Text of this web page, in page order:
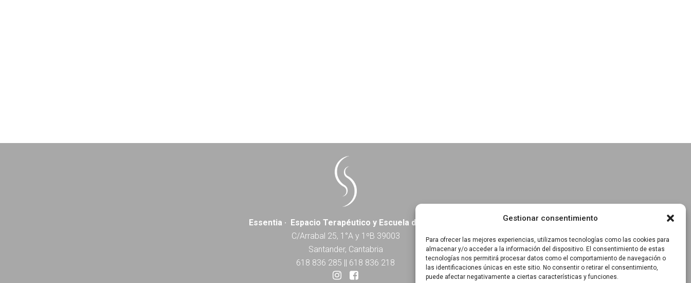
Gestionar consentimiento
Para ofrecer las mejores experiencias, utilizamos tecnologías como las cookies para
almacenar y/o acceder a la información del dispositivo. El consentimiento de estas
tecnologías nos permitirá procesar datos como el comportamiento de navegación o
las identificaciones únicas en este sitio. No consentir o retirar el consentimiento,
puede afectar negativamente a ciertas características y funciones.
Essentia · Espacio Terapéutico y Escuela de Yoga
C/Arrabal 25, 1°A y 1ºB 39003
Santander, Cantabria
618 836 285 || 618 836 218